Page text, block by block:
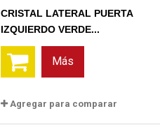
CRISTAL LATERAL PUERTA
IZQUIERDO VERDE...
Más
Agregar para comparar